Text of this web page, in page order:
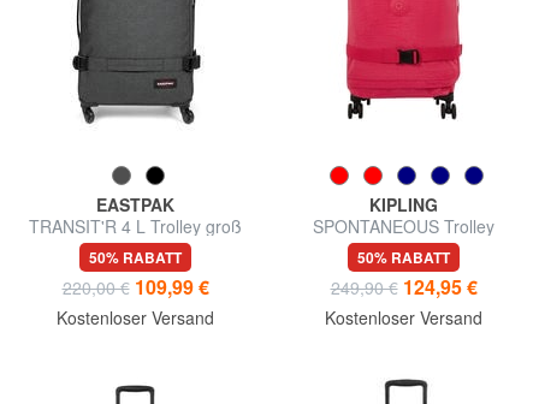
EASTPAK
TRANSIT'R 4 L Trolley groß
50% RABATT
220,00 € 109,99 €
Kostenloser Versand
KIPLING
SPONTANEOUS Trolley
mittlerer Größe
50% RABATT
249,90 € 124,95 €
Kostenloser Versand